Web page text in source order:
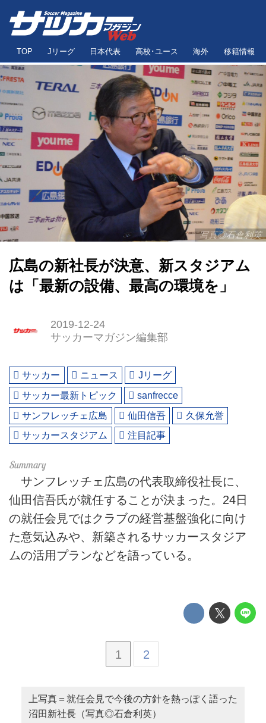
TOP Jリーグ 日本代表 高校･ユース 海外 移籍情報
写真◎石倉利英
広島の新社長が決意、新スタジアム
は「最新の設備、最高の環境を」
2019-12-24
サッカーマガジン編集部
サッカー ニュース
Jリーグ
サッカー最新トピック
sanfrecce
サンフレッチェ広島
仙田信吾
久保允誉
サッカースタジアム
注目記事
サンフレッチェ広島の代表取締役社長に、
仙田信吾氏が就任することが決まった。24日
の就任会見ではクラブの経営基盤強化に向け
た意気込みや、新築されるサッカースタジア
ムの活用プランなどを語っている。
1 2
上写真＝就任会見で今後の方針を熱っぽく語った
沼田新社長（写真◎石倉利英）